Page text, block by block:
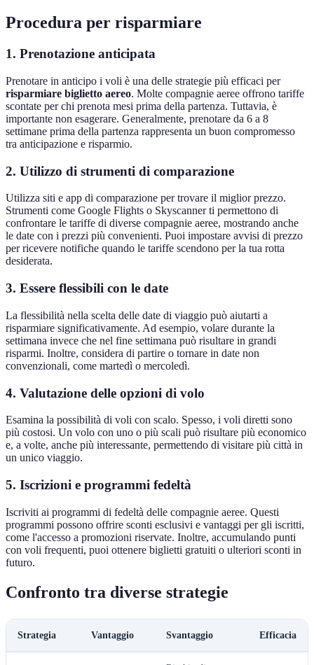
Procedura per risparmiare
1. Prenotazione anticipata
Prenotare in anticipo i voli è una delle strategie più efficaci per
risparmiare biglietto aereo. Molte compagnie aeree offrono tariffe
scontate per chi prenota mesi prima della partenza. Tuttavia, è
importante non esagerare. Generalmente, prenotare da 6 a 8
settimane prima della partenza rappresenta un buon compromesso
tra anticipazione e risparmio.
2. Utilizzo di strumenti di comparazione
Utilizza siti e app di comparazione per trovare il miglior prezzo.
Strumenti come Google Flights o Skyscanner ti permettono di
confrontare le tariffe di diverse compagnie aeree, mostrando anche
le date con i prezzi più convenienti. Puoi impostare avvisi di prezzo
per ricevere notifiche quando le tariffe scendono per la tua rotta
desiderata.
3. Essere flessibili con le date
La flessibilità nella scelta delle date di viaggio può aiutarti a
risparmiare significativamente. Ad esempio, volare durante la
settimana invece che nel fine settimana può risultare in grandi
risparmi. Inoltre, considera di partire o tornare in date non
convenzionali, come martedì o mercoledì.
4. Valutazione delle opzioni di volo
Esamina la possibilità di voli con scalo. Spesso, i voli diretti sono
più costosi. Un volo con uno o più scali può risultare più economico
e, a volte, anche più interessante, permettendo di visitare più città in
un unico viaggio.
5. Iscrizioni e programmi fedeltà
Iscriviti ai programmi di fedeltà delle compagnie aeree. Questi
programmi possono offrire sconti esclusivi e vantaggi per gli iscritti,
come l'accesso a promozioni riservate. Inoltre, accumulando punti
con voli frequenti, puoi ottenere biglietti gratuiti o ulteriori sconti in
futuro.
Confronto tra diverse strategie
Strategia Vantaggio Svantaggio Efficacia